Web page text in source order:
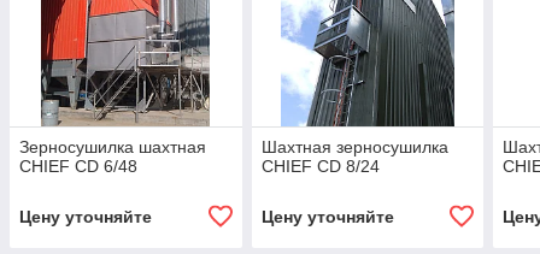
Зерносушилка шахтная
CHIEF CD 6/48
Цену уточняйте
Шахтная зерносушилка
CHIEF CD 8/24
Цену уточняйте